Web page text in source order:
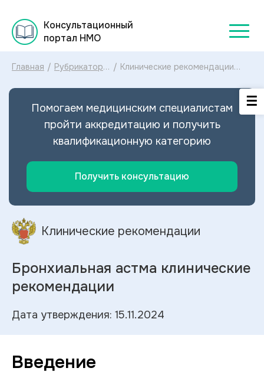
Консультационный
портал НМО
Главная / Рубрикатор
рекомендаций
/ Клинические рекомендации
диагностика и лечение
Помогаем медицинским специалистам
пройти аккредитацию и получить
квалификационную категорию
Получить консультацию
Клинические рекомендации
Бронхиальная астма клинические
рекомендации
Дата утверждения: 15.11.2024
Введение